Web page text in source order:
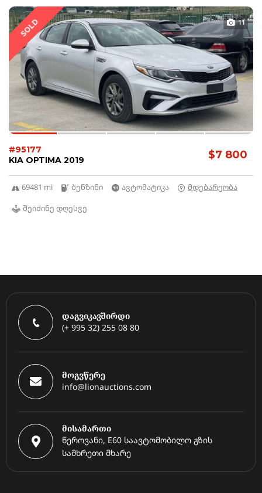
SOLD 11
$7 800
#95177
KIA OPTIMA 2019
69481 mi ბენზინი ავტომატიკა
მდებარეობა
შეიძინე დღესვე
დაგვიკავშირდი
(+ 995 32) 255 08 80
მოგვწერე
info@lionauctions.com
მისამართი
წეროვანი, E60 საავტომობილო გზის
სამხრეთი მხარე